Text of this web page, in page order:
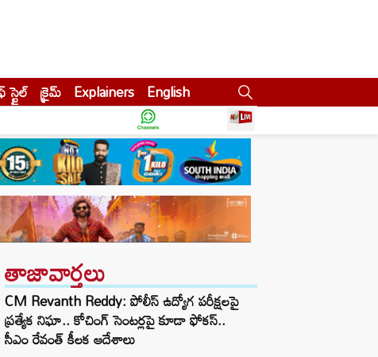
స్టైల్ క్రైమ్ Explainers English
తాజావార్తలు
CM Revanth Reddy: పోలీస్ ఉద్యోగ పరీక్షలపై
ప్రత్యేక నిఘా.. కోచింగ్ సెంటర్లపై కూడా ఫోకస్..
సీఎం రేవంత్ కీలక ఆదేశాలు